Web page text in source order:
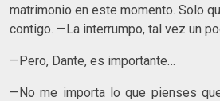
matrimonio en este momento. Solo
contigo. —La interrumpo, tal vez un
—Pero, Dante, es importante…
—No me importa lo que pienses